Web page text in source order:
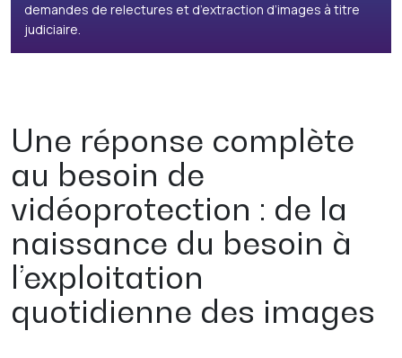
demandes de relectures et d’extraction d’images à titre
judiciaire.
Une réponse complète
au besoin de
vidéoprotection : de la
naissance du besoin à
l’exploitation
quotidienne des images